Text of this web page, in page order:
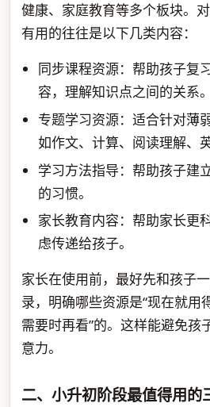
健康、家庭教育等多个板块。
有用的往往是以下几类内容：
同步课程资源：帮助孩子复
容，理解知识点之间的关系。
专题学习资源：适合针对薄
如作文、计算、阅读理解、
学习方法指导：帮助孩子建
的习惯。
家长教育内容：帮助家长更
虑传递给孩子。
家长在使用前，最好先和孩子
录，明确哪些资源是“现在就用
需要时再看”的。这样能避免孩
意力。
二、小升初阶段最值得用的